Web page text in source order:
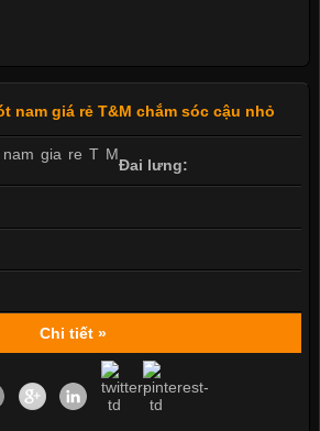
nam giá rẻ T&M chắm sóc cậu nhỏ
Đai lưng:
Chi tiết »